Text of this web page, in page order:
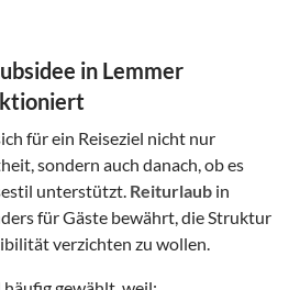
in Lemmer
für ein Reiseziel nicht nur
sondern auch danach, ob es
unterstützt. Reiturlaub in
für Gäste bewährt, die Struktur
verzichten zu wollen.